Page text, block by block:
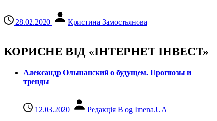
28.02.2020 Кристина Замостьянова
КОРИСНЕ ВІД «ІНТЕРНЕТ ІНВЕСТ»
Александр Ольшанский о будущем. Прогнозы и
тренды
12.03.2020 Редакція Blog Imena.UA